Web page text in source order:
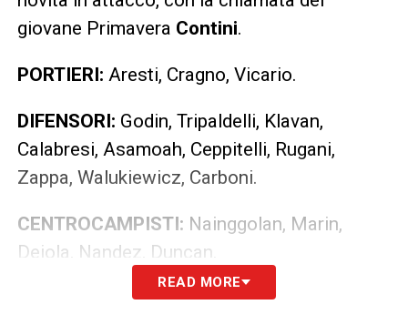
giovane Primavera Contini.
PORTIERI: Aresti, Cragno, Vicario.
DIFENSORI: Godin, Tripaldelli, Klavan,
Calabresi, Asamoah, Ceppitelli, Rugani,
Zappa, Walukiewicz, Carboni.
CENTROCAMPISTI: Nainggolan, Marin,
Deiola, Nandez, Duncan.
ATTACCANTI:Simeone, Joao Pedro,
READ MORE